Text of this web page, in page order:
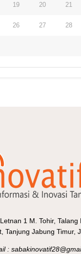
19 20 21
26 27 28
1 M. Tohir, Talang
Tanjung Jabung Timur,
: